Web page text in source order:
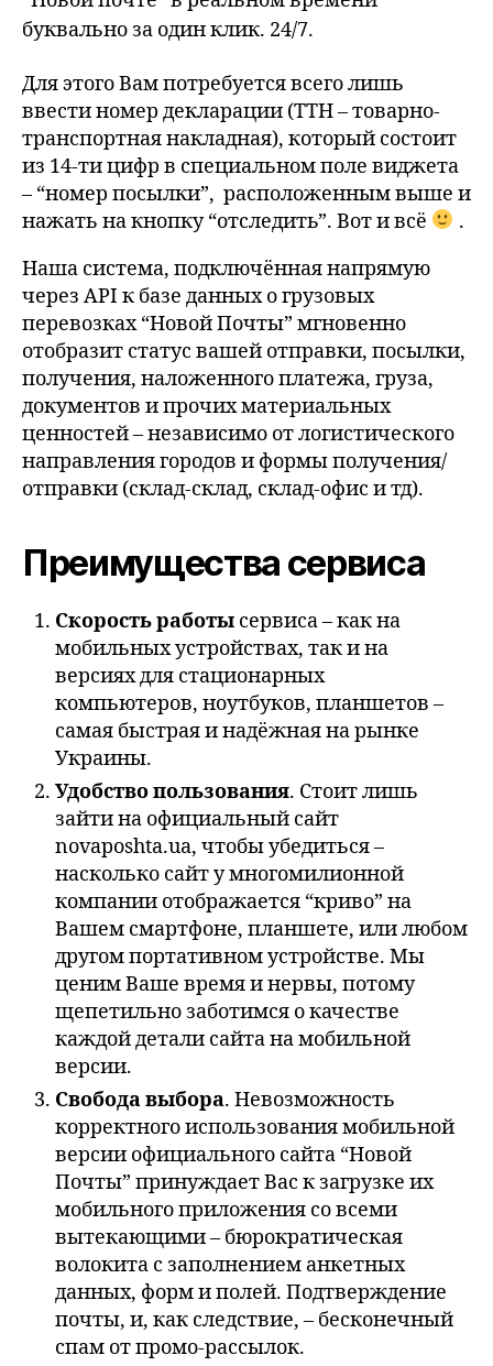
буквально за один клик. 24/7.
Для этого Вам потребуется всего лишь
ввести номер декларации (ТТН – товарно-
транспортная накладная), который состоит
из 14-ти цифр в специальном поле виджета
– “номер посылки”, расположенным выше и
нажать на кнопку “отследить”. Вот и всё
.
Наша система, подключённая напрямую
через API к базе данных о грузовых
перевозках “Новой Почты” мгновенно
отобразит статус вашей отправки, посылки,
получения, наложенного платежа, груза,
документов и прочих материальных
ценностей – независимо от логистического
направления городов и формы получения/
отправки (склад-склад, склад-офис и тд).
Преимущества сервиса
Скорость работы сервиса – как на
мобильных устройствах, так и на
версиях для стационарных
компьютеров, ноутбуков, планшетов –
самая быстрая и надёжная на рынке
Украины.
Удобство пользования. Стоит лишь
зайти на официальный сайт
novaposhta.ua, чтобы убедиться –
насколько сайт у многомилионной
компании отображается “криво” на
Вашем смартфоне, планшете, или любом
другом портативном устройстве. Мы
ценим Ваше время и нервы, потому
щепетильно заботимся о качестве
каждой детали сайта на мобильной
версии.
Свобода выбора. Невозможность
корректного использования мобильной
версии официального сайта “Новой
Почты” принуждает Вас к загрузке их
мобильного приложения со всеми
вытекающими – бюрократическая
волокита с заполнением анкетных
данных, форм и полей. Подтверждение
почты, и, как следствие, – бесконечный
спам от промо-рассылок.